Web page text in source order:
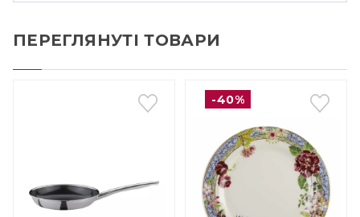
ПЕРЕГЛЯНУТІ ТОВАРИ
-40%